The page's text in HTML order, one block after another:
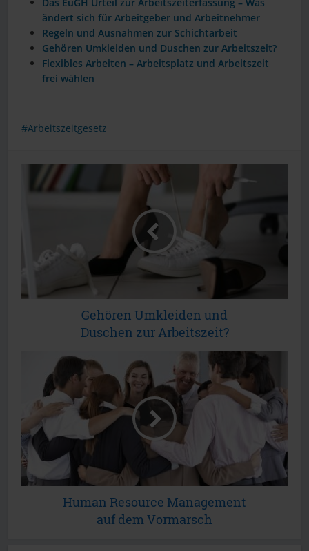
ändert sich für Arbeitgeber und Arbeitnehmer
Regeln und Ausnahmen zur Schichtarbeit
Gehören Umkleiden und Duschen zur Arbeitszeit?
Flexibles Arbeiten – Arbeitsplatz und Arbeitszeit
frei wählen
Arbeitszeitgesetz
Gehören Umkleiden und
Duschen zur Arbeitszeit?
Human Resource Management
auf dem Vormarsch